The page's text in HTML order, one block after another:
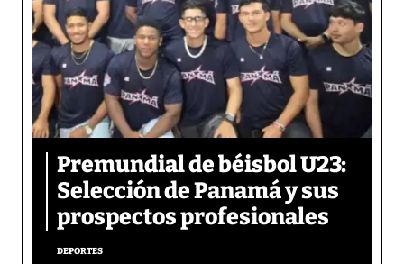
Premundial de béisbol U23:
Selección de Panamá y sus
prospectos profesionales
DEPORTES